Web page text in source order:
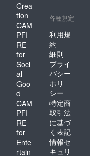
Crea
tion
CAM
PFI
RE
for
Soci
al
Goo
d
CAM
PFI
RE
for
Ente
rtain
各種規定
利用規
約
細則
プライ
バシー
ポリ
シー
特定商
取引法
に基づ
く表記
情報セ
キュリ